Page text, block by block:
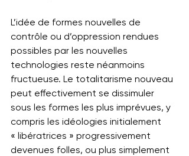
L’idée de formes nouvelles de
contrôle ou d’oppression rendues
possibles par les nouvelles
technologies reste néanmoins
fructueuse. Le totalitarisme nouveau
peut effectivement se dissimuler
sous les formes les plus imprévues, y
compris les idéologies initialement
« libératrices » progressivement
devenues folles, ou plus simplement